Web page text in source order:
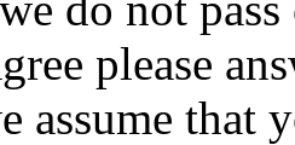
please
assume that